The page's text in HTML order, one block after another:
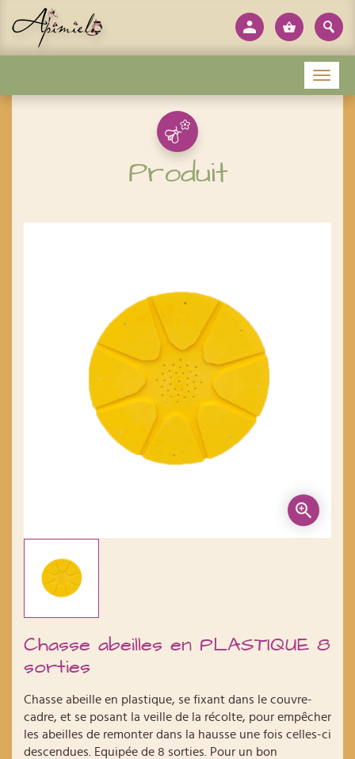
Produit
Chasse abeilles en PLASTIQUE 8
sorties
Chasse abeille en plastique, se fixant dans le couvre-
cadre, et se posant la veille de la récolte, pour empêcher
les abeilles de remonter dans la hausse une fois celles-ci
descendues. Equipée de 8 sorties. Pour un bon
Menu
Panneau de gestion des cookies